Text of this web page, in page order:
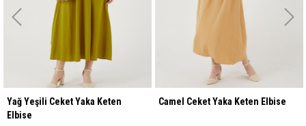
Yağ Yeşili Ceket Yaka Keten
Elbise
Camel Ceket Yaka Keten Elbise